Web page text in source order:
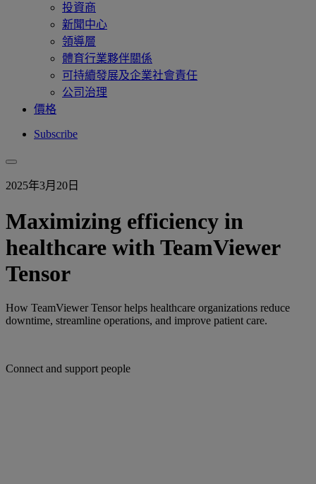
投資商
新聞中心
領導層
體育行業夥伴關係
可持續發展及企業社會責任
公司治理
價格
Subscribe
2025年3月20日
Maximizing efficiency in
healthcare with TeamViewer
Tensor
How TeamViewer Tensor helps healthcare organizations reduce
downtime, streamline operations, and improve patient care.
Connect and support people